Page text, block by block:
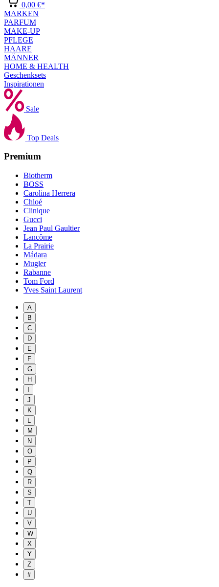
0,00 €*
MARKEN
PARFUM
MAKE-UP
PFLEGE
HAARE
MÄNNER
HOME & HEALTH
Geschenksets
Inspirationen
Sale
Top Deals
Premium
Biotherm
BOSS
Carolina Herrera
Chloé
Clinique
Gucci
Jean Paul Gaultier
Lancôme
La Prairie
Mádara
Mugler
Rabanne
Tom Ford
Yves Saint Laurent
A
B
C
D
E
F
G
H
J
K
L
M
N
O
P
Q
R
S
T
U
V
W
X
Y
Z
#